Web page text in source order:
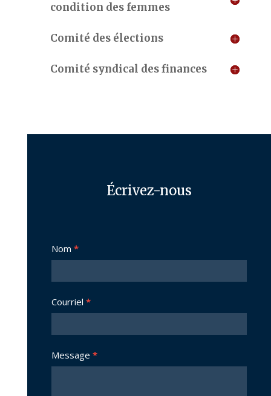
condition des femmes
Comité des élections
Comité syndical des finances
Écrivez-nous
Nous
joindre
Nom*
Courriel*
Message*